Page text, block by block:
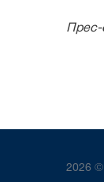
Прес-
2026 ©